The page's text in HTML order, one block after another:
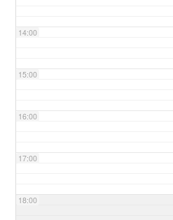
14:00
15:00
16:00
17:00
18:00